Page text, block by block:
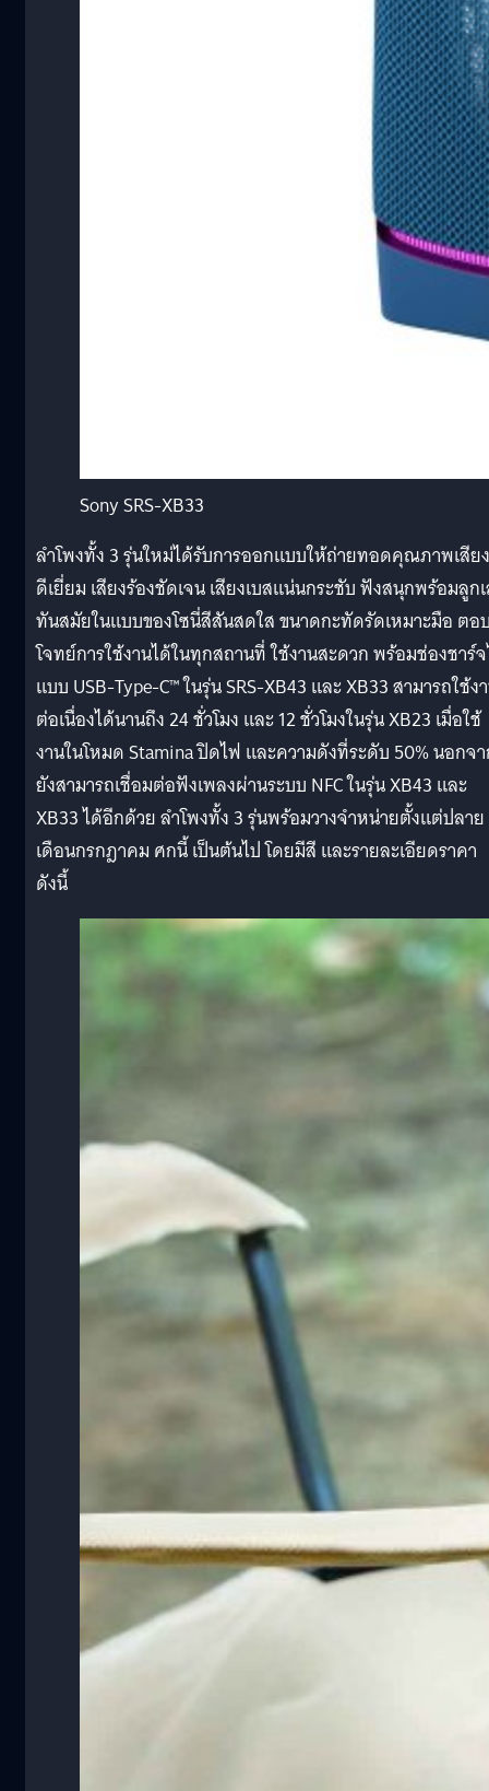
Sony SRS-XB33
ลำโพงทั้ง 3 รุ่นใหม่ได้รับการออกแบบให้ถ่ายทอดคุณภาพเสีย
ดีเยี่ยม เสียงร้องชัดเจน เสียงเบสแน่นกระชับ ฟังสนุกพร้อมลูก
ทันสมัยในแบบของโซนี่สีสันสดใส ขนาดกะทัดรัดเหมาะมือ ตอ
โจทย์การใช้งานได้ในทุกสถานที่ ใช้งานสะดวก พร้อมช่องชาร์
แบบ USB-Type-C™ ในรุ่น SRS-XB43 และ XB33 สามารถใช้ง
ต่อเนื่องได้นานถึง 24 ชั่วโมง และ 12 ชั่วโมงในรุ่น XB23 เมื่อใช้
งานในโหมด Stamina ปิดไฟ และความดังที่ระดับ 50% นอกจ
ยังสามารถเชื่อมต่อฟังเพลงผ่านระบบ NFC ในรุ่น XB43 และ
XB33 ได้อีกด้วย ลำโพงทั้ง 3 รุ่นพร้อมวางจำหน่ายตั้งแต่ปลาย
เดือนกรกฎาคม ศกนี้ เป็นต้นไป โดยมีสี และรายละเอียดราคา
ดังนี้